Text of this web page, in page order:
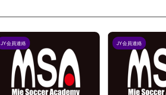
JY会員連絡 JY会員連絡